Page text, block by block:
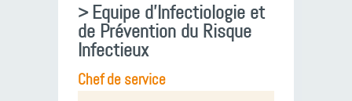
> Equipe d’Infectiologie et
de Prévention du Risque
Infectieux
Chef de service